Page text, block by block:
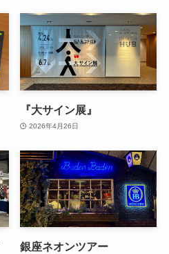
『大サイン展』
2026年4月26日
銀座ネオンツアー